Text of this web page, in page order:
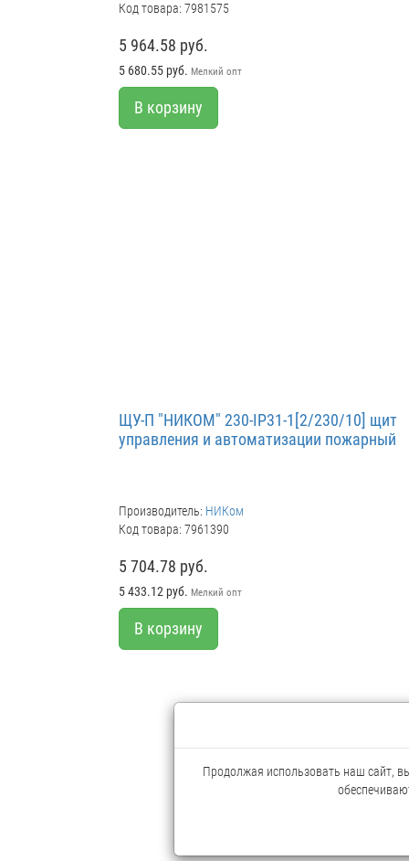
Код товара: 7981575
5 964.58 руб.
5 680.55 руб. Мелкий опт
В корзину
ЩУ-П "НИКОМ" 230-IP31-1[2/230/10] щит
управления и автоматизации пожарный
Производитель: НИКом
Код товара: 7961390
5 704.78 руб.
5 433.12 руб. Мелкий опт
В корзину
Продолжая использовать наш сайт,